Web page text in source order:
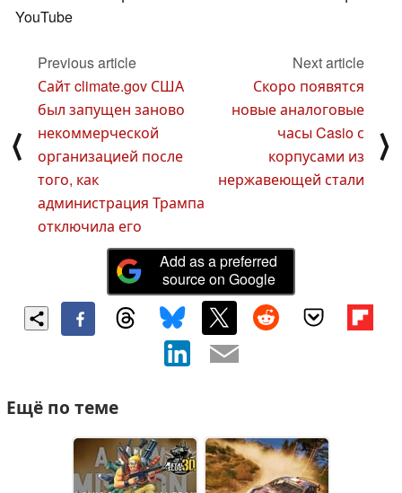
YouTube
⟨
Previous article
Сайт climate.gov США
был запущен заново
некоммерческой
организацией после
того, как
администрация Трампа
отключила его
Next article
Скоро появятся
новые аналоговые
часы Casio с
корпусами из
нержавеющей стали
⟩
Add as a preferred
source on Google
Ещё по теме